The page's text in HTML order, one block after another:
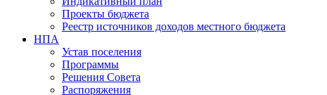
Проекты бюджета
Реестр источников доходов местного бюджета
НПА
Устав поселения
Программы
Решения Совета
Распоряжения